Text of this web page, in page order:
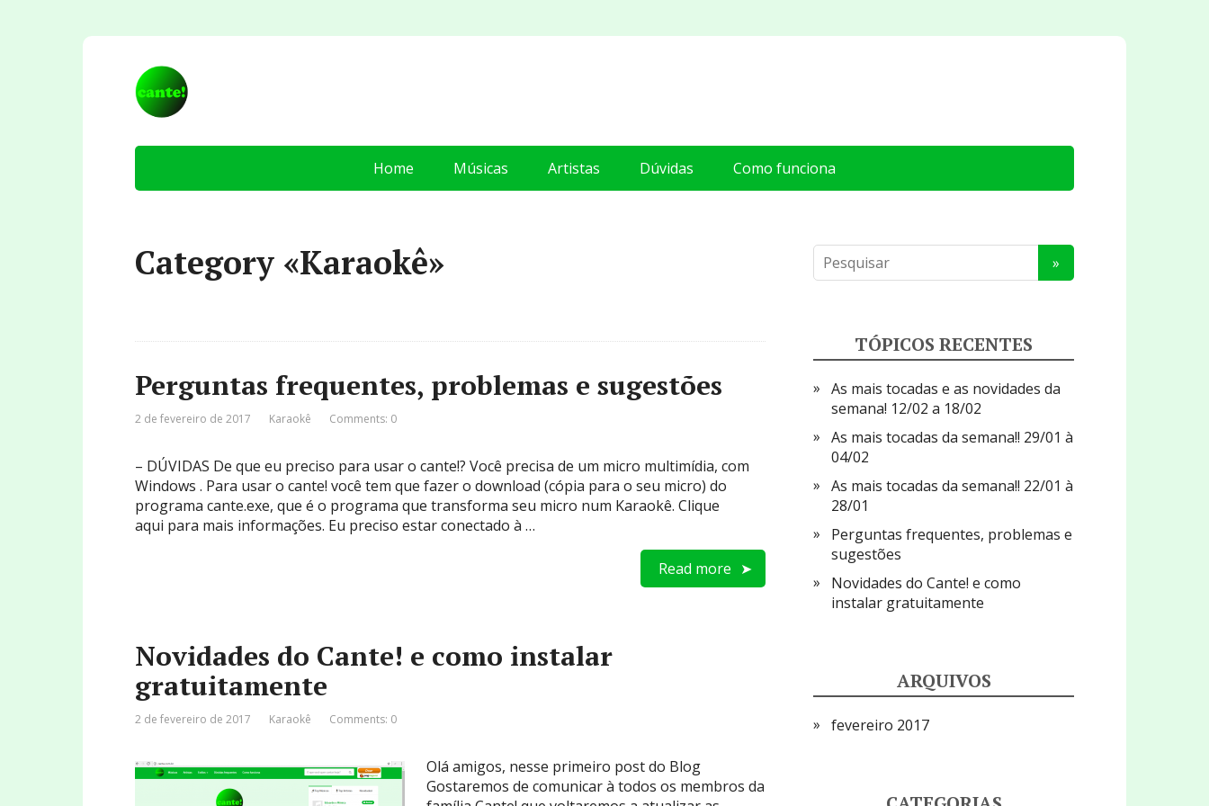
Home Músicas Artistas Dúvidas Como funciona
Category «Karaokê»
Perguntas frequentes, problemas e sugestões
2 de fevereiro de 2017 Karaokê Comments: 0
– DÚVIDAS De que eu preciso para usar o cante!? Você precisa de um micro multimídia, com
Windows . Para usar o cante! você tem que fazer o download (cópia para o seu micro) do
programa cante.exe, que é o programa que transforma seu micro num Karaokê. Clique
aqui para mais informações. Eu preciso estar conectado à …
Read more
Novidades do Cante! e como instalar
gratuitamente
2 de fevereiro de 2017 Karaokê Comments: 0
Olá amigos, nesse primeiro post do Blog
Gostaremos de comunicar à todos os membros da
TÓPICOS RECENTES
As mais tocadas e as novidades da
semana! 12/02 a 18/02
As mais tocadas da semana!! 29/01 à
04/02
As mais tocadas da semana!! 22/01 à
28/01
Perguntas frequentes, problemas e
sugestões
Novidades do Cante! e como
instalar gratuitamente
ARQUIVOS
fevereiro 2017